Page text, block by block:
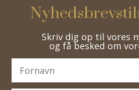
Skriv dig op til vores
og få besked om